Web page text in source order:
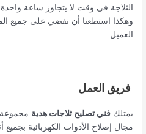
الثلاجة في وقت لا يتجاوز ساعة
وهكذا استطعنا أن نقضي على جميع
العميل
فريق العمل
يمتلكفني تصليح ثلاجات هدية
مجال إصلاح الأدوات الكهربائية بجميع